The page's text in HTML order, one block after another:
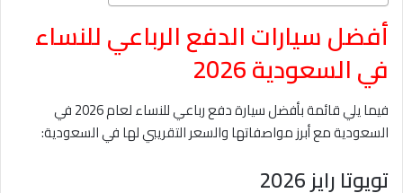
أفضل سيارات الدفع الرباعي للنساء
في السعودية 2026
فيما يلي قائمة بأفضل سيارة دفع رباعي للنساء لعام 2026 في
السعودية مع أبرز مواصفاتها والسعر التقريبي لها في السعودية:
تويوتا رايز 2026